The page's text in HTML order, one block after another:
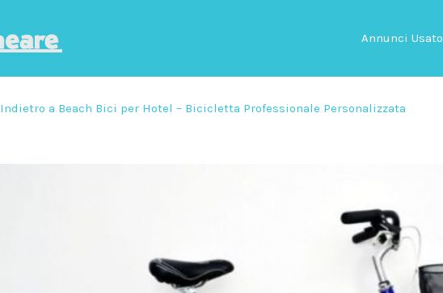
Annunci Usato
Indietro a Beach Bici per Hotel – Bicicletta Professionale Personalizzata